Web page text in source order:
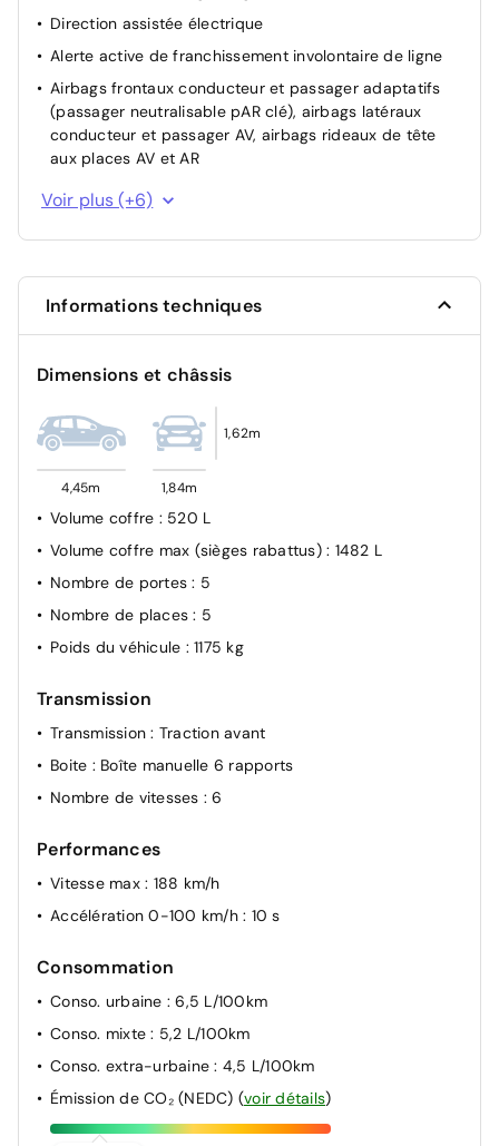
Direction assistée électrique
Alerte active de franchissement involontaire de ligne
Airbags frontaux conducteur et passager adaptatifs
(passager neutralisable pAR clé), airbags latéraux
conducteur et passager AV, airbags rideaux de tête
aux places AV et AR
Airbag passager avant déconnectable manuellement
Sécurité enfants mécanique
Voir plus (+6)
Informations techniques
Dimensions et châssis
4,45m 1,84m
1,62m
Volume coffre : 520 L
Volume coffre max (sièges rabattus) : 1482 L
Nombre de portes: 5
Nombre de places: 5
Poids du véhicule : 1175 kg
Transmission
Transmission: Traction avant
Boite : Boîte manuelle 6 rapports
Nombre de vitesses : 6
Performances
Vitesse max : 188 km/h
Accélération 0-100 km/h : 10 s
Consommation
Conso. urbaine : 6,5 L/100km
Conso. mixte: 5,2 L/100km
Conso. extra-urbaine: 4,5 L/100km
Émission de CO₂ (NEDC) (voir détails)